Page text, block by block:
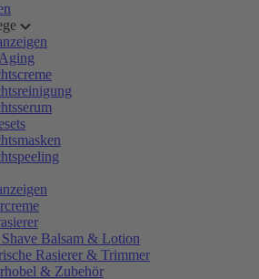
Balsam & Lotion
Rasierer & Trimmer
& Zubehör